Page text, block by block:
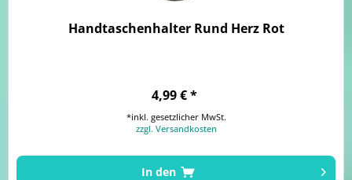
Handtaschenhalter Rund Herz Rot
4,99 € *
*inkl. gesetzlicher MwSt.
zzgl. Versandkosten
In den